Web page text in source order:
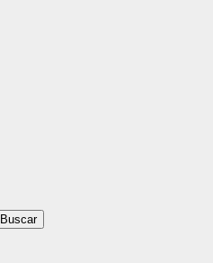
Buscar